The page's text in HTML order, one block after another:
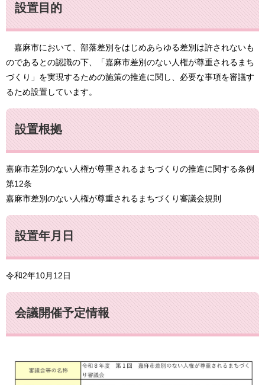
設置目的
嘉麻市において、部落差別をはじめあらゆる差別は許されないも
のであるとの認識の下、「嘉麻市差別のない人権が尊重されるまち
づくり」を実現するための施策の推進に関し、必要な事項を審議す
るため設置しています。
設置根拠
嘉麻市差別のない人権が尊重されるまちづくりの推進に関する条例
第12条
嘉麻市差別のない人権が尊重されるまちづくり審議会規則
設置年月日
令和2年10月12日
会議開催予定情報